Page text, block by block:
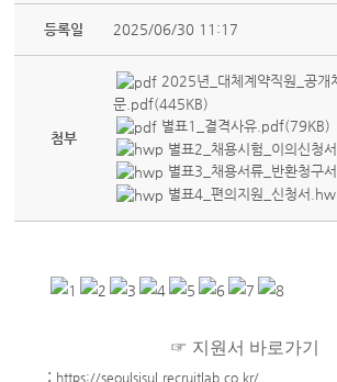
등록일 2025/06/30 11:17
첨부
2025년_대체계약직원_공개
문.pdf(445KB)
별표1_결격사유.pdf(79KB)
별표2_채용시험_이의신청
별표3_채용서류_반환청구
별표4_편의지원_신청서
☞ 지원서 바로가기
: https://seoulsisul.recruitlab.co.kr/